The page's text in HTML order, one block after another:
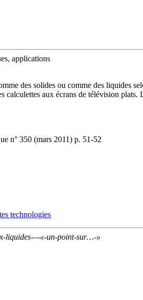
applications
des solides ou comme des liquides
calculettes aux écrans de télévision
n° 350 (mars 2011) p. 51-52
technologies
liquides-–-«-un-point-sur…-»